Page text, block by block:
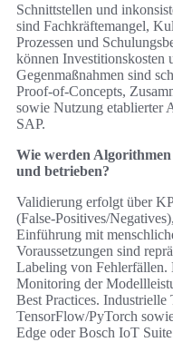
Schnittstellen und
sind Fachkräftemangel,
Prozessen und
können Investitionskosten
Gegenmaßnahmen sind
Proof‑of‑Concepts,
sowie Nutzung etablierter
SAP.
Wie werden
und betrieben?
Validierung erfolgt über
(False‑Positives/
Einführung mit
Voraussetzungen sind
Labeling von
Monitoring der
Best Practices. Industrielle
TensorFlow/PyTorch
Edge oder Bosch IoT